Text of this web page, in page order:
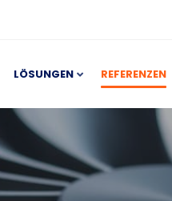
LÖSUNGEN REFERENZEN